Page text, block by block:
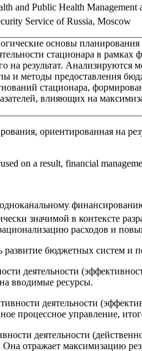
and Public Health
Service of Russia, Moscow
основы
стационара в рамках
на результат. Анализируются
и методы предоставления
стационара,
влияющих на
ориентированная на
on a result, financial
значимой в контексте
расходов и
бюджетных систем и
деятельности
вводимые ресурсы.
деятельности
процессное управление,
деятельности
Она отражает максимизацию